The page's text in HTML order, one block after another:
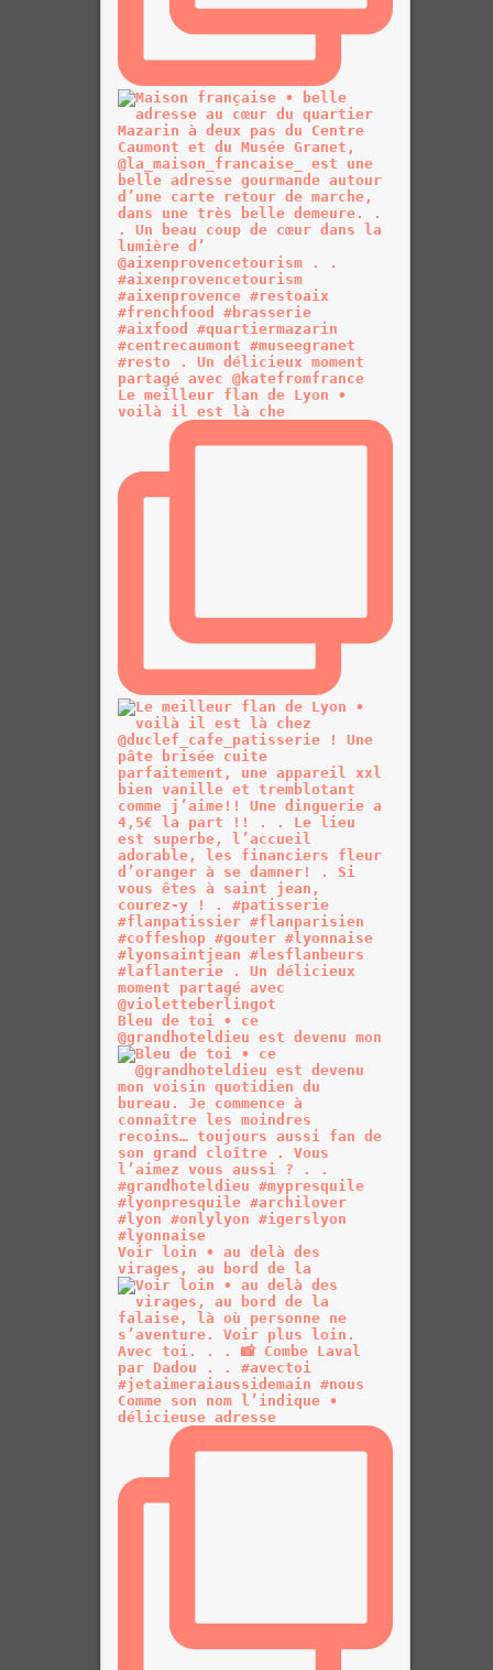
Le meilleur flan de Lyon •
voilà il est là che
Bleu de toi • ce
@grandhoteldieu est devenu mon
Voir loin • au delà des
virages, au bord de la
Comme son nom l’indique •
délicieuse adresse